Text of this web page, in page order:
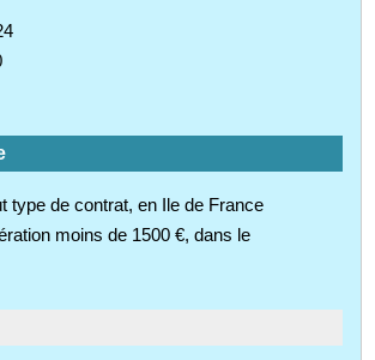
type de contrat, en Ile de France
moins de 1500 €, dans le